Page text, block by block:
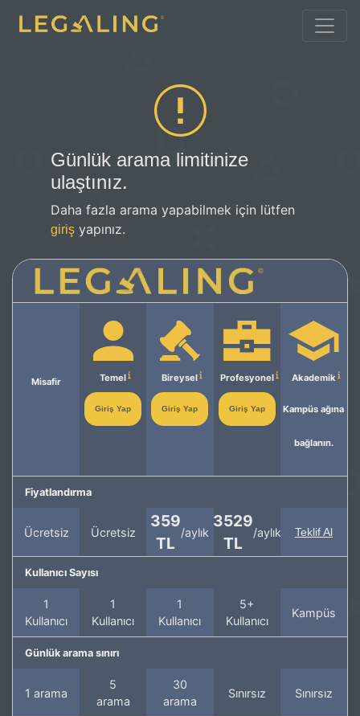
Günlük arama limitinize
ulaştınız.
Daha fazla arama yapabilmek için lütfen
giriş yapınız.
Misafir Temel
Giriş Yap
Bireysel
Giriş Yap
Profesyonel
Giriş Yap
Akademik
Kampüs ağına
bağlanın.
Fiyatlandırma
Ücretsiz Ücretsiz
359
TL
/aylık
3529
TL
/aylık Teklif Al
Kullanıcı Sayısı
1
Kullanıcı
1
Kullanıcı
1
Kullanıcı
5+
Kullanıcı
Kampüs
Günlük arama sınırı
1 arama
5
arama
30
arama
Sınırsız Sınırsız